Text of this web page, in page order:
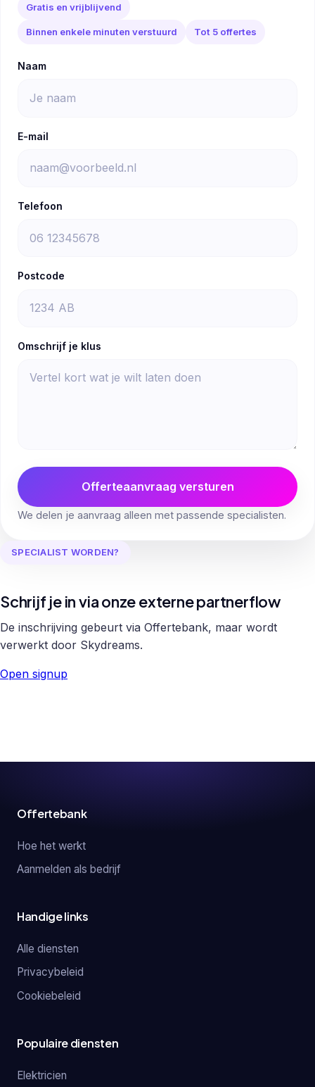
Gratis en vrijblijvend
Binnen enkele minuten verstuurd Tot 5 offertes
Naam
E-mail
Telefoon
Postcode
Omschrijf je klus
Offerteaanvraag versturen
We delen je aanvraag alleen met passende specialisten.
SPECIALIST WORDEN?
Schrijf je in via onze externe partnerflow
De inschrijving gebeurt via Offertebank, maar wordt
verwerkt door Skydreams.
Open signup
Offertebank
Hoe het werkt
Aanmelden als bedrijf
Handige links
Alle diensten
Privacybeleid
Cookiebeleid
Populaire diensten
Elektricien